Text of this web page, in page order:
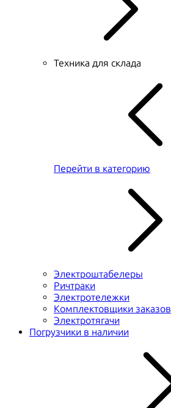
Техника для склада
Перейти в категорию
Электроштабелеры
Ричтраки
Электротележки
Комплектовщики заказов
Электротягачи
Погрузчики в наличии